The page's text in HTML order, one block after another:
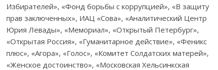
Избирателей», «Фонд борьбы с коррупцией», «В защиту
прав заключенных», ИАЦ «Сова», «Аналитический Центр
Юрия Левады», «Мемориал», «Открытый Петербург»,
«Открытая Россия», «Гуманитарное действие», «Феникс
плюс», «Агора», «Голос», «Комитет Солдатских матерей»,
«Женское достоинство», «Московская Хельсинкская